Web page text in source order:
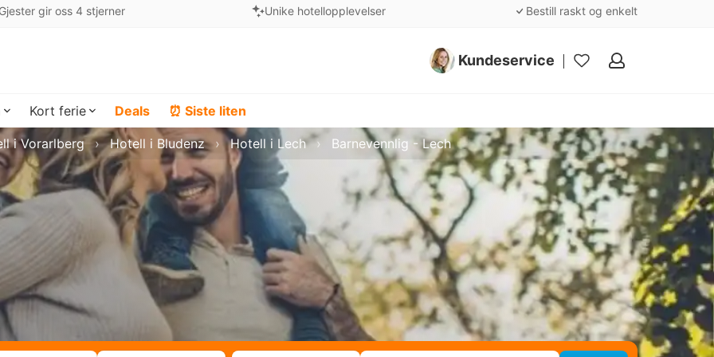
gir oss 4 stjerner Unike hotellopplevelser Bestill raskt og enkelt
Kundeservice
Mine
Kort ferie Deals ⏰ Siste liten
i Vorarlberg Hotell i Bludenz Hotell i Lech Barnevennlig - Lech